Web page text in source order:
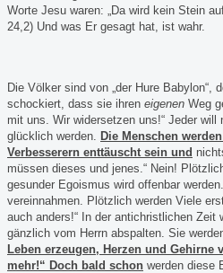
Worte Jesu waren: „Da wird kein Stein
24,2) Und was Er gesagt hat, ist wahr.
Die Völker sind von „der Hure Babylon“,
schockiert, dass sie ihren eigenen Weg
mit uns. Wir widersetzen uns!“ Jeder will
glücklich werden.
Die Menschen
Verbesserern enttäuscht sein und
müssen dieses und jenes.“ Nein!
gesunder Egoismus wird offenbar
vereinnahmen. Plötzlich werden Viele
auch anders!“ In der antichristlichen Zeit
gänzlich vom Herrn abspalten. Sie
Leben erzeugen, Herzen und Gehirne
mehr!“ Doch bald schon werden diese